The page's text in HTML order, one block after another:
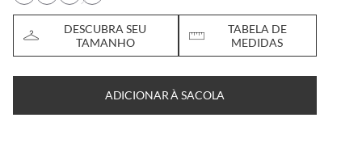
DESCUBRA SEU
TAMANHO
TABELA DE
MEDIDAS
ADICIONAR À SACOLA